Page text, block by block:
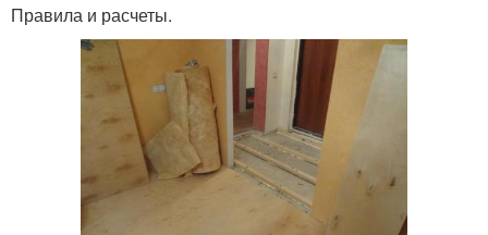
Правила и расчеты.